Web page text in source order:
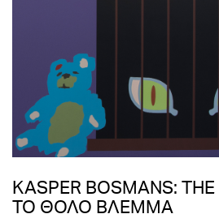
KASPER BOSMANS:
ΤΟ ΘΟΛΟ ΒΛΕΜΜΑ